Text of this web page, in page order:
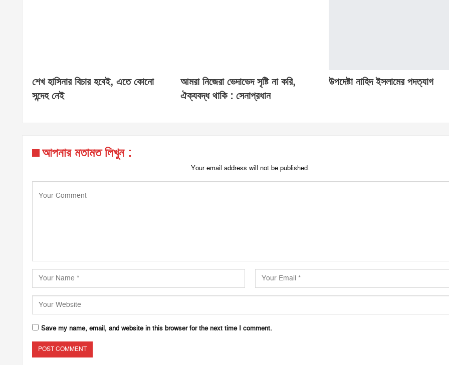
শেখ হাসিনার বিচার হবেই, এতে কোনো
সন্দেহ নেই
আমরা নিজেরা ভেদাভেদ সৃষ্টি না করি,
ঐক্যবদ্ধ থাকি : সেনাপ্রধান
উপদেষ্টা নাহিদ ইসলামের পদত্যাগ
আপনার মতামত লিখুন :
Your email address will not be published.
Save my name, email, and website in this browser for the next time I comment.